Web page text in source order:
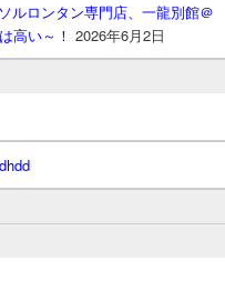
ルロンタン専門店、一龍別館＠
高い～！ 2026年6月2日